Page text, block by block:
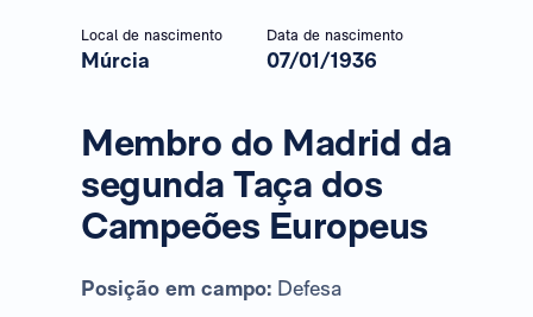
Local de nascimento
Múrcia
Data de nascimento
07/01/1936
Membro do Madrid da
segunda Taça dos
Campeões Europeus
Posição em campo: Defesa